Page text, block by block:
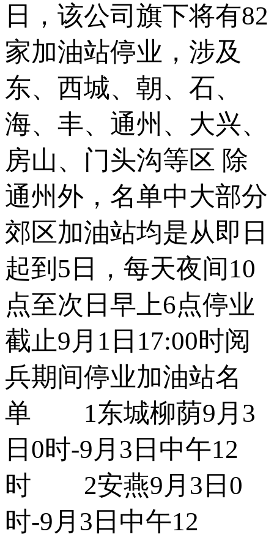
日，该公司旗下将有82
家加油站停业，涉及
东、西城、朝、石、
海、丰、通州、大兴、
房山、门头沟等区 除
通州外，名单中大部分
郊区加油站均是从即日
起到5日，每天夜间10
点至次日早上6点停业
截止9月1日17:00时阅
兵期间停业加油站名
单 1东城柳荫9月3
日0时-9月3日中午12
时 2安燕9月3日0
时-9月3日中午12